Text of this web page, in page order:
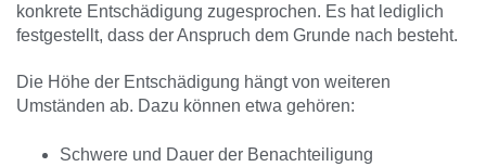
konkrete Entschädigung zugesprochen. Es hat lediglich
festgestellt, dass der Anspruch dem Grunde nach besteht.
Die Höhe der Entschädigung hängt von weiteren
Umständen ab. Dazu können etwa gehören:
Schwere und Dauer der Benachteiligung